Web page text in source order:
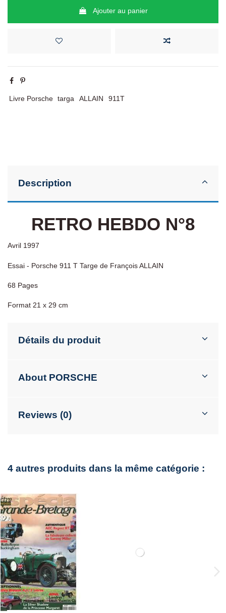
Ajouter au panier
Livre Porsche targa ALLAIN 911T
Description
RETRO HEBDO N°8
Avril 1997
Essai - Porsche 911 T Targe de François ALLAIN
68 Pages
Format 21 x 29 cm
Détails du produit
About PORSCHE
Reviews (0)
4 autres produits dans la même catégorie :